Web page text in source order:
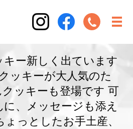
キー新しく出ています
ッキーが大人気のた
ッキーも登場です 可
、メッセージも添え
っとしたお手土産、